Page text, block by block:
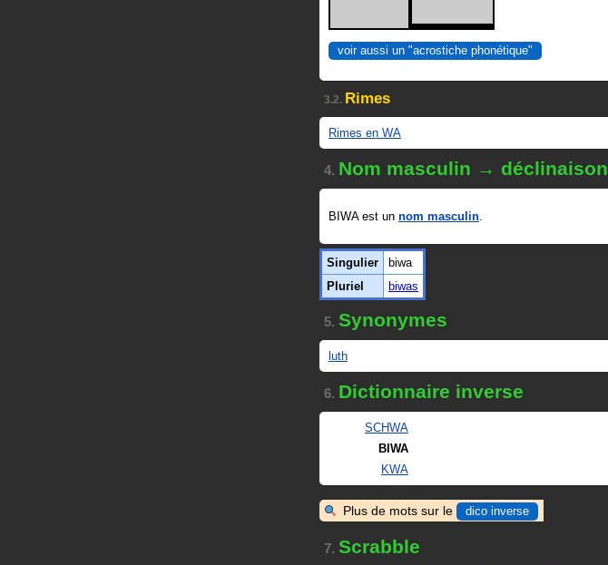
voir aussi un "acrostiche phonétique"
3.2. Rimes
Rimes en WA
4. Nom masculin → déclinaison
BIWA est un nom masculin.
Singulier
biwa
Pluriel
biwas
5. Synonymes
luth
6. Dictionnaire inverse
SCHWA
BIWA
KWA
Plus de mots sur le dico inverse
7. Scrabble